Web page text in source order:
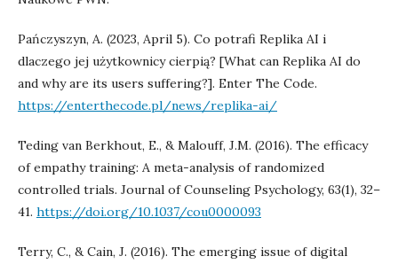
Pańczyszyn, A. (2023, April 5). Co potrafi Replika AI i
dlaczego jej użytkownicy cierpią? [What can Replika AI do
and why are its users suffering?]. Enter The Code.
https://enterthecode.pl/news/replika-ai/
Teding van Berkhout, E., & Malouff, J.M. (2016). The efficacy
of empathy training: A meta-analysis of randomized
controlled trials. Journal of Counseling Psychology, 63(1), 32–
41. https://doi.org/10.1037/cou0000093
Terry, C., & Cain, J. (2016). The emerging issue of digital